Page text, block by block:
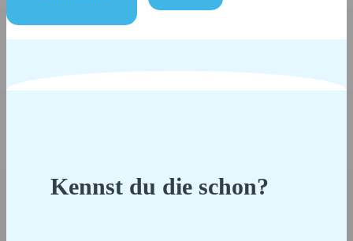
Kennst du die schon?